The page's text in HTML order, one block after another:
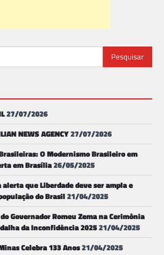
27/07/2026
NEWS AGENCY27/07/2026
O Modernismo Brasileiro em
em Brasília26/05/2025
alerta que Liberdade deve ser ampla e
do Brasil21/04/2025
Governador Romeu Zema na Cerimônia
da Inconfidência 202521/04/2025
Celebra 133 Anos21/04/2025